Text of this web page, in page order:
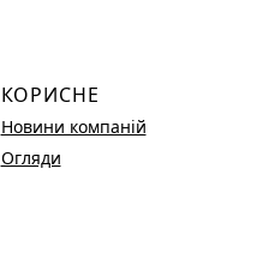
КОРИСНЕ
Новини компаній
Огляди